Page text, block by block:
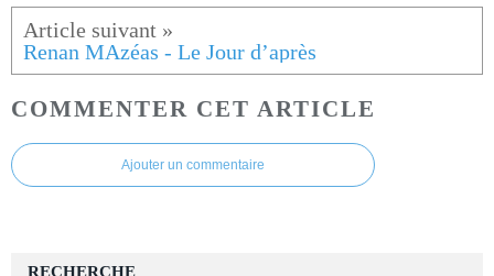
Renan MAzéas - Le Jour d’après
COMMENTER CET ARTICLE
Ajouter un commentaire
RECHERCHE